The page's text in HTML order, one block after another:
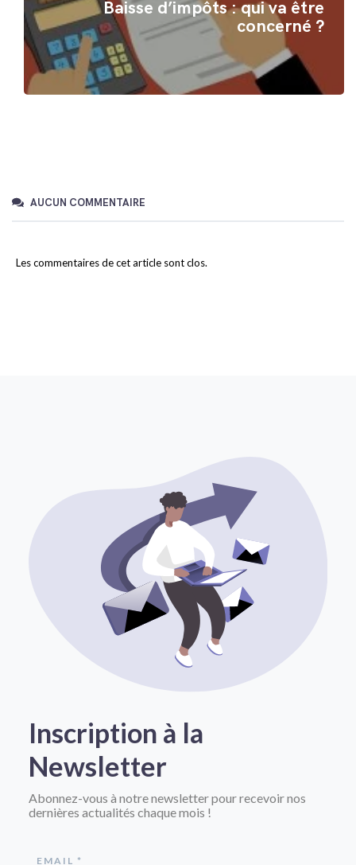
Baisse d’impôts : qui va être
concerné ?
AUCUN COMMENTAIRE
Les commentaires de cet article sont clos.
Inscription à la
Newsletter
Abonnez-vous à notre newsletter pour recevoir nos
dernières actualités chaque mois !
EMAIL *